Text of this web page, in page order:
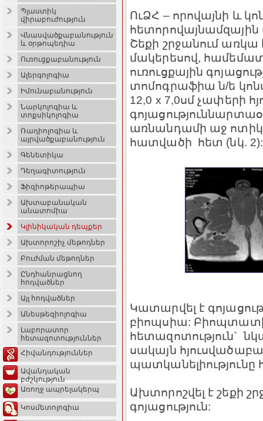
Պլաստիկ
վիրաբուժություն
Վնասվածքաբանություն
և օրթոպեդիա
Ուռուցքաբանություն
Ալերգոլոգիա
Իմունաբանություն
Նարկոլոգիա և
տոքսիկոլոգիա
Ռադիոլոգիա և
այրվածքաբանություն
Գենետիկա
Դեղագիտություն
Ֆիզիոթերապիա
Ախտաբանական
անատոմիա
Կլինիկական դեպքեր
Ախտորոշիչ մեթոդներ
Բուժման մեթոդներ
Ընդհանրացնող
հոդվածներ
Այլ հոդվածներ
Անեսթեզիոլոգիա
Լաբորատոր
հետազոտություններ
Հիվանդություններ
Ավանդական
բժշկություն
Առողջ ապրելակերպ
Կոսմետոլոգիա
ՈւՁՀ – որովայնի և
Շեքի շրջանում առկա
մակերեսով,
ուռուցքային
տոմոգրաֆիա ն/ե
12,0 x 7,0սմ չափերի
գոյացությունն
առնանդամի աջ
հատվածի հետ (նկ. 2):
Կատարվել է
բիոպսիա:
հետազոտություն`
սակայն
պատկանելիությունը
Ախտորոշվել է շեքի
գոյացություն: